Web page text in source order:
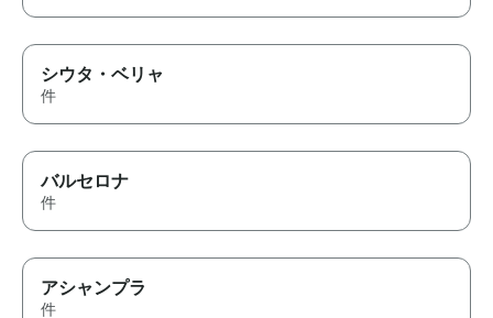
シウタ・ベリャ
件
バルセロナ
件
アシャンプラ
件